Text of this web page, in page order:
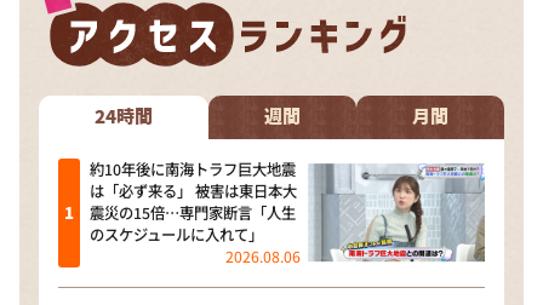
河合＆A.B.C-Z塚田×福井アナ「なんでやねん！？」
（news おかえり）
DAIGOも台所 ～きょうの献立 何にする？～
本日はダイアンなり！シーズン２
朝だ！生です旅サラダ
教えて！ニュースライブ 正義のミカタ
ＬＩＦＥ～夢のカタチ～
新婚さんいらっしゃい！
24時間 週間 月間
約10年後に南海トラフ巨大地震
は「必ず来る」 被害は東日本大
震災の15倍…専門家断言「人生
のスケジュールに入れて」
2026.08.06